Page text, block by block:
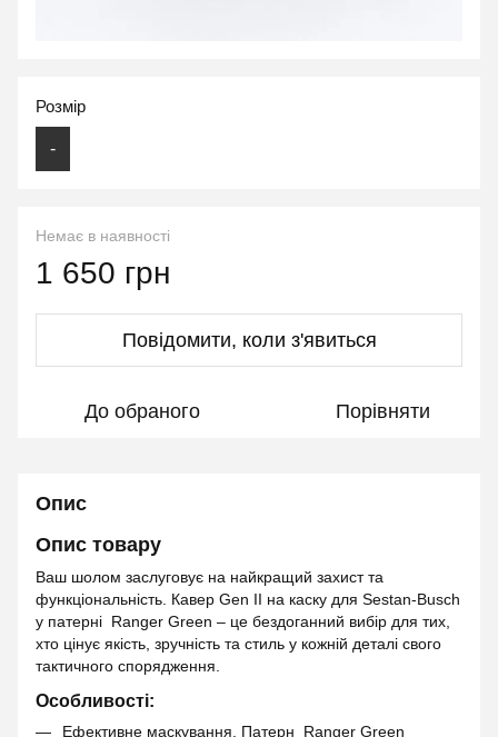
Розмір
-
Немає в наявності
1 650 грн
Повідомити, коли з'явиться
До обраного Порівняти
Опис
Опис товару
Ваш шолом заслуговує на найкращий захист та
функціональність. Кавер Gen II на каску для Sestan-Busch
у патерні Ranger Green – це бездоганний вибір для тих,
хто цінує якість, зручність та стиль у кожній деталі свого
тактичного спорядження.
Особливості:
Ефективне маскування. Патерн Ranger Green